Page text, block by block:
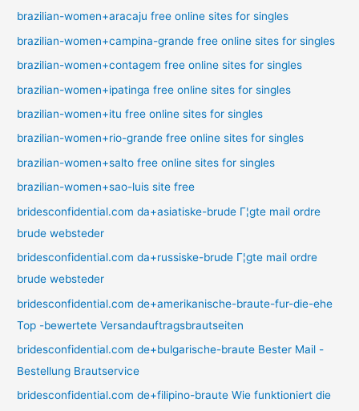
brazilian-women+aracaju free online sites for singles
brazilian-women+campina-grande free online sites for singles
brazilian-women+contagem free online sites for singles
brazilian-women+ipatinga free online sites for singles
brazilian-women+itu free online sites for singles
brazilian-women+rio-grande free online sites for singles
brazilian-women+salto free online sites for singles
brazilian-women+sao-luis site free
bridesconfidential.com da+asiatiske-brude Г¦gte mail ordre
brude websteder
bridesconfidential.com da+russiske-brude Г¦gte mail ordre
brude websteder
bridesconfidential.com de+amerikanische-braute-fur-die-ehe
Top -bewertete Versandauftragsbrautseiten
bridesconfidential.com de+bulgarische-braute Bester Mail -
Bestellung Brautservice
bridesconfidential.com de+filipino-braute Wie funktioniert die